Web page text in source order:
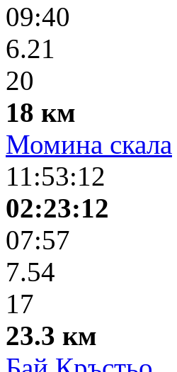
09:40
6.21
20
18 км
Момина скала
11:53:12
02:23:12
07:57
7.54
17
23.3 км